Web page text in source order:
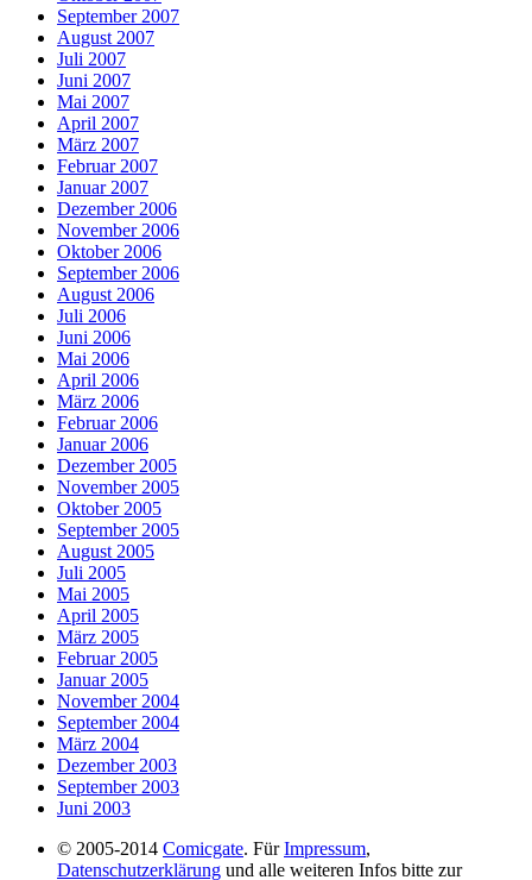
September 2007
August 2007
Juli 2007
Juni 2007
Mai 2007
April 2007
März 2007
Februar 2007
Januar 2007
Dezember 2006
November 2006
Oktober 2006
September 2006
August 2006
Juli 2006
Juni 2006
Mai 2006
April 2006
März 2006
Februar 2006
Januar 2006
Dezember 2005
November 2005
Oktober 2005
September 2005
August 2005
Juli 2005
Mai 2005
April 2005
März 2005
Februar 2005
Januar 2005
November 2004
September 2004
März 2004
Dezember 2003
September 2003
Juni 2003
© 2005-2014 Comicgate. FürImpressum,
Datenschutzerklärung und alle weiteren Infos bitte zur